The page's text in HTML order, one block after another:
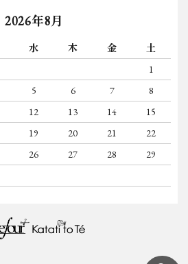
2026年8月
水 木 金
土
1
5 6 7
8
12 13 14
15
19 20 21
22
26 27 28
29